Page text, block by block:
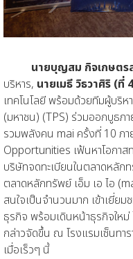
นายบุญสม กิจเกษตร
บริหาร, นายเมธี วิธวาศิริ (ที่
เทคโนโลยี พร้อมด้วยทีมผู้บริห
(มหาชน) (TPS) ร่วมออกบูธภ
รวมพลังคน mai ครั้งที่ 10 ภ
Opportunities เฟ้นหาโอกา
บริษัทจดทะเบียนในตลาดหลัก
ตลาดหลักทรัพย์ เอ็ม เอ ไอ
สนใจเป็นจำนวนมาก เข้าเยี่ย
ธุรกิจ พร้อมเดินหน้าธุรกิจใหม่
กล่าวจัดขึ้น ณ โรงแรมเซ็นทา
เมื่อเร็วๆ นี้